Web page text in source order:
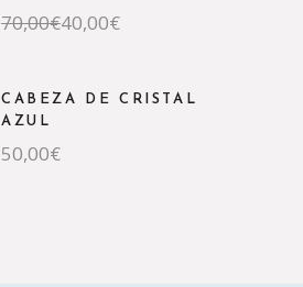
70,00€40,00€
CABEZA DE CRISTAL
AZUL
50,00€